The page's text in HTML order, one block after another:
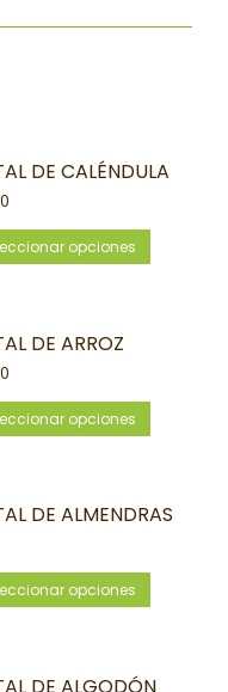
DE CALÉNDULA
opciones
DE ARROZ
opciones
DE ALMENDRAS
opciones